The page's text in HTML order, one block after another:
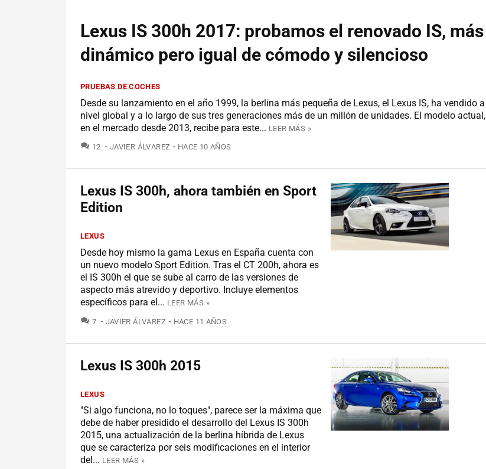
Lexus IS 300h 2017: probamos el renovado IS, más
dinámico pero igual de cómodo y silencioso
PRUEBAS DE COCHES
Desde su lanzamiento en el año 1999, la berlina más pequeña de Lexus, el Lexus IS, ha vendido a
nivel global y a lo largo de sus tres generaciones más de un millón de unidades. El modelo actual,
en el mercado desde 2013, recibe para este... LEER MÁS »
12 COMENTARIOS
JAVIER ÁLVAREZ HACE 10 AÑOS
Lexus IS 300h, ahora también en Sport
Edition
LEXUS
Desde hoy mismo la gama Lexus en España cuenta con
un nuevo modelo Sport Edition. Tras el CT 200h, ahora es
el IS 300h el que se sube al carro de las versiones de
aspecto más atrevido y deportivo. Incluye elementos
específicos para el... LEER MÁS »
7 COMENTARIOS
JAVIER ÁLVAREZ HACE 11 AÑOS
Lexus IS 300h 2015
LEXUS
"Si algo funciona, no lo toques", parece ser la máxima que
debe de haber presidido el desarrollo del Lexus IS 300h
2015, una actualización de la berlina híbrida de Lexus
que se caracteriza por seis modificaciones en el interior
del... LEER MÁS »